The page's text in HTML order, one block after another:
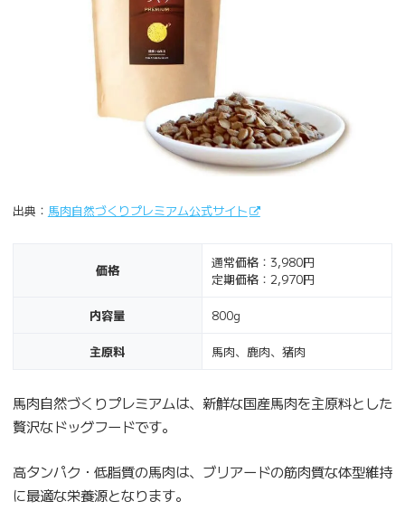
出典： 馬肉自然づくりプレミアム公式サイト
価格
通常価格：3,980円
定期価格：2,970円
内容量 800g
主原料 馬肉、鹿肉、猪肉
馬肉自然づくりプレミアムは、新鮮な国産馬肉を主原料とした
贅沢なドッグフードです。
高タンパク・低脂質の馬肉は、ブリアードの筋肉質な体型維持
に最適な栄養源となります。